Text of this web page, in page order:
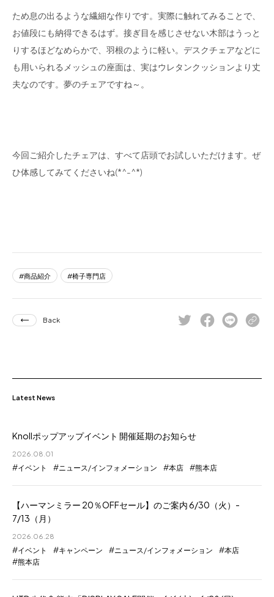
ため息の出るような繊細な作りです。実際に触れてみることで、
お値段にも納得できるはず。接ぎ目を感じさせない木部はうっと
りするほどなめらかで、羽根のように軽い。デスクチェアなどに
も用いられるメッシュの座面は、実はウレタンクッションより丈
夫なのです。夢のチェアですね～。
今回ご紹介したチェアは、すべて店頭でお試しいただけます。ぜ
ひ体感してみてくださいね(*^-^*)
商品紹介 椅子専門店
Back
Latest News
Knollポップアップイベント 開催延期のお知らせ
2026.08.01
イベント ニュース/インフォメーション 本店 熊本店
【ハーマンミラー 20％OFFセール】のご案内 6/30（火）-
7/13（月）
2026.06.28
イベント キャンペーン ニュース/インフォメーション
本店
熊本店